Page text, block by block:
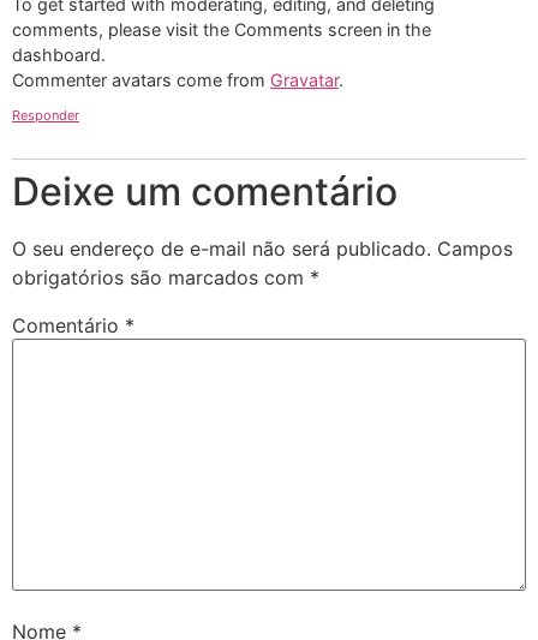
comments, please visit the Comments screen in the
dashboard.
Commenter avatars come from Gravatar.
Responder
Deixe um comentário
O seu endereço de e-mail não será publicado. Campos
obrigatórios são marcados com *
Comentário *
Nome *